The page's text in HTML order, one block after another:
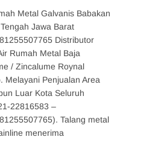
Metal Galvanis Babakan
Jawa Barat
Distributor
Rumah Metal Baja
/ Zincalume Roynal
Melayani Penjualan Area
Luar Kota Seluruh
22816583 –
Talang metal
menerima